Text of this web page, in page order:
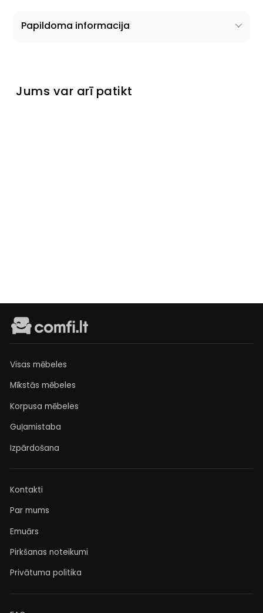
Papildoma informacija
Jums var arī patikt
Visas mēbeles
Mīkstās mēbeles
Korpusa mēbeles
Guļamistaba
Izpārdošana
Kontakti
Par mums
Emuārs
Pirkšanas noteikumi
Privātuma politika